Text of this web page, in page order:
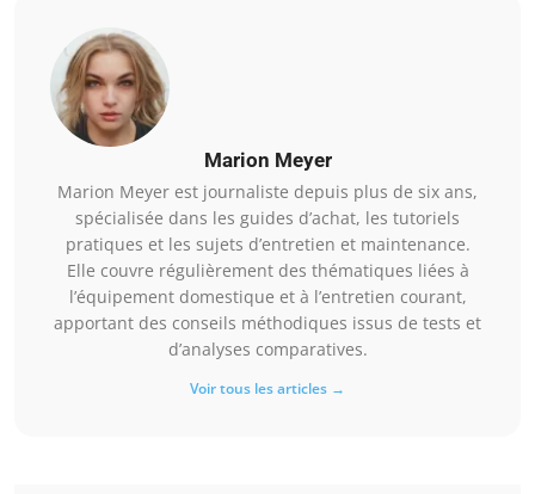
Marion Meyer
Marion Meyer est journaliste depuis plus de six ans,
spécialisée dans les guides d’achat, les tutoriels
pratiques et les sujets d’entretien et maintenance.
Elle couvre régulièrement des thématiques liées à
l’équipement domestique et à l’entretien courant,
apportant des conseils méthodiques issus de tests et
d’analyses comparatives.
Voir tous les articles →